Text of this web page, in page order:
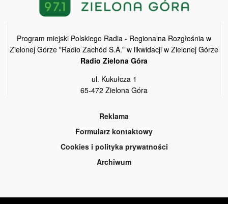
Program miejski Polskiego Radia - Regionalna Rozgłośnia w
Zielonej Górze "Radio Zachód S.A." w likwidacji w Zielonej Górze
Radio Zielona Góra
ul. Kukułcza 1
65-472 Zielona Góra
Reklama
Formularz kontaktowy
Cookies i polityka prywatności
Archiwum